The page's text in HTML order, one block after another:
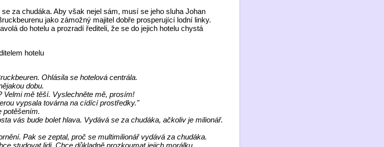
za chudáka. Aby však nejel sám, musí se jeho sluha Johan
jako zámožný majitel dobře prosperující lodní linky.
do hotelu a prozradí řediteli, že se do jejich hotelu chystá
hotelu
Ohlásila se hotelová centrála.
dobu.
Velmi mě těší. Vyslechněte mě, prosím!
vypsala továrna na cídící prostředky."
potěšením.
vás bude bolet hlava. Vydává se za chudáka, ačkoliv je milionář.
Pak se zeptal, proč se multimilionář vydává za chudáka.
studovat lidi. Chce důkladně prozkoumat jejich morálku.